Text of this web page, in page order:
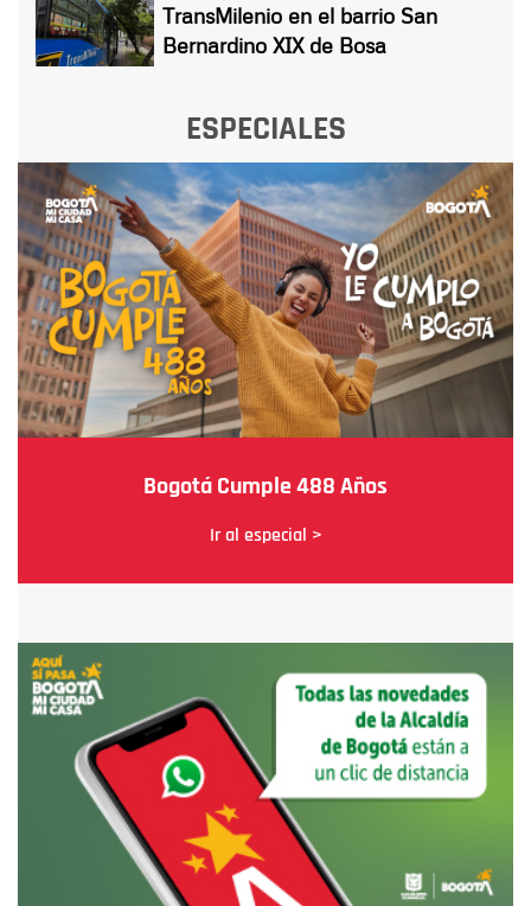
TransMilenio en el barrio San
Bernardino XIX de Bosa
ESPECIALES
Bogotá Cumple 488 Años
Ir al especial >